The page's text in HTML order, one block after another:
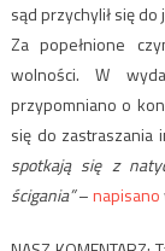
sąd przychylił się do
Za popełnione
wolności. W
przypomniano o
się do zastraszania
spotkają się z
ścigania”–napisano